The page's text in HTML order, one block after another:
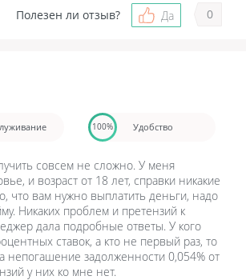
Полезен ли отзыв?
Да 0
100% Удобство
совсем не сложно. У меня
и возраст от 18 лет, справки никакие
что вам нужно выплатить деньги, надо
Никаких проблем и претензий к
дала подробные ответы. У кого
ставок, а кто не первый раз, то
непогашение задолженности 0,054% от
у них ко мне нет.